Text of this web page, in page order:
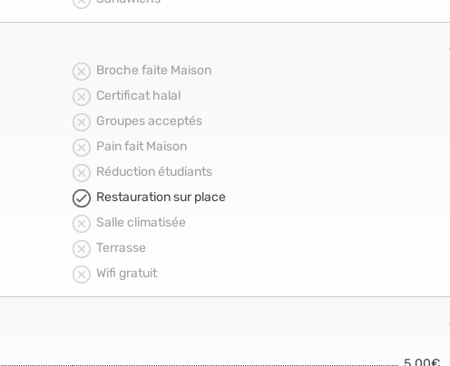
Broche faite Maison
Certificat halal
Groupes acceptés
Pain fait Maison
Réduction étudiants
Restauration sur place
Salle climatisée
Terrasse
Wifi gratuit